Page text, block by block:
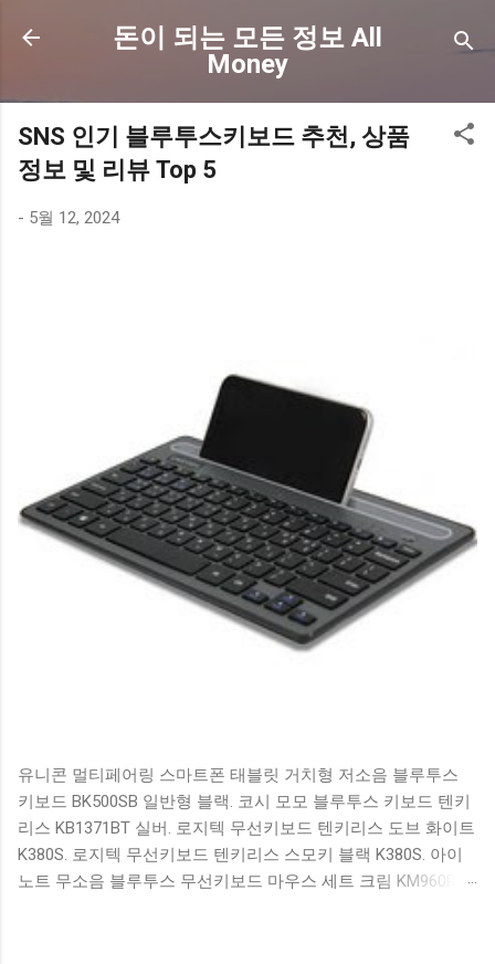
기본 콘텐츠로 건너뛰기
돈이 되는 모든 정보 All
Money
SNS 인기 블루투스키보드 추천, 상품
정보 및 리뷰 Top 5
- 5월 12, 2024
유니콘 멀티페어링 스마트폰 태블릿 거치형 저소음 블루투스
키보드 BK500SB 일반형 블랙. 코시 모모 블루투스 키보드 텐키
리스 KB1371BT 실버. 로지텍 무선키보드 텐키리스 도브 화이트
K380S. 로지텍 무선키보드 텐키리스 스모키 블랙 K380S. 아이
노트 무소음 블루투스 무선키보드 마우스 세트 크림 KM960RB